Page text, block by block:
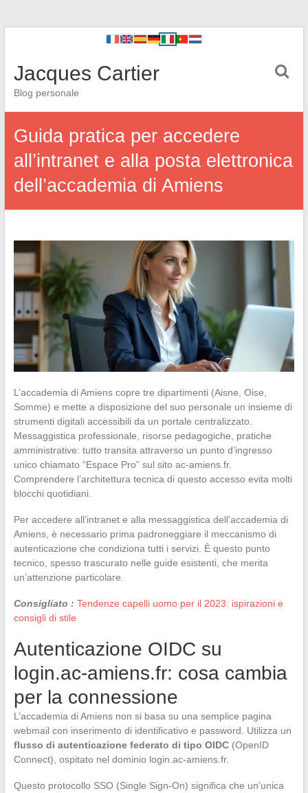
Jacques Cartier
Blog personale
Guida pratica per accedere
all’intranet e alla posta elettronica
dell’accademia di Amiens
L’accademia di Amiens copre tre dipartimenti (Aisne, Oise,
Somme) e mette a disposizione del suo personale un insieme di
strumenti digitali accessibili da un portale centralizzato.
Messaggistica professionale, risorse pedagogiche, pratiche
amministrative: tutto transita attraverso un punto d’ingresso
unico chiamato “Espace Pro” sul sito ac-amiens.fr.
Comprendere l’architettura tecnica di questo accesso evita molti
blocchi quotidiani.
Per accedere all’intranet e alla messaggistica dell’accademia di
Amiens, è necessario prima padroneggiare il meccanismo di
autenticazione che condiziona tutti i servizi. È questo punto
tecnico, spesso trascurato nelle guide esistenti, che merita
un’attenzione particolare.
Consigliato : Tendenze capelli uomo per il 2023: ispirazioni e
consigli di stile
Autenticazione OIDC su
login.ac-amiens.fr: cosa cambia
per la connessione
L’accademia di Amiens non si basa su una semplice pagina
webmail con inserimento di identificativo e password. Utilizza un
flusso di autenticazione federato di tipo OIDC(OpenID
Connect), ospitato nel dominio login.ac-amiens.fr.
Questo protocollo SSO (Single Sign-On) significa che un’unica